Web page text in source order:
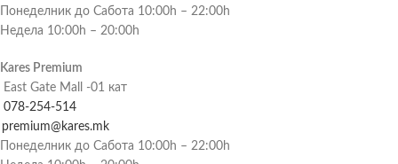
Понеделник до Сабота 10:00h – 22:00h
Недела 10:00h – 20:00h
Kares Premium
East Gate Mall -01 кат
078-254-514
premium@kares.mk
Понеделник до Сабота 10:00h – 22:00h